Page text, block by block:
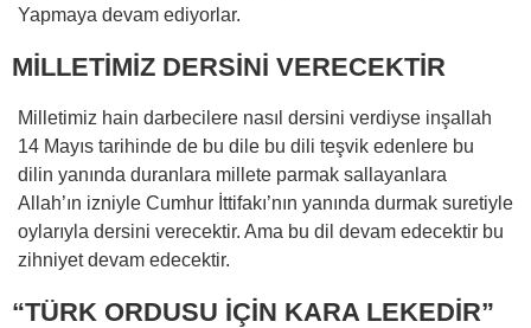
Yapmaya devam ediyorlar.
MİLLETİMİZ DERSİNİ VERECEKTİR
Milletimiz hain darbecilere nasıl dersini verdiyse inşallah
14 Mayıs tarihinde de bu dile bu dili teşvik edenlere bu
dilin yanında duranlara millete parmak sallayanlara
Allah’ın izniyle Cumhur İttifakı’nın yanında durmak suretiyle
oylarıyla dersini verecektir. Ama bu dil devam edecektir bu
zihniyet devam edecektir.
“TÜRK ORDUSU İÇİN KARA LEKEDİR”